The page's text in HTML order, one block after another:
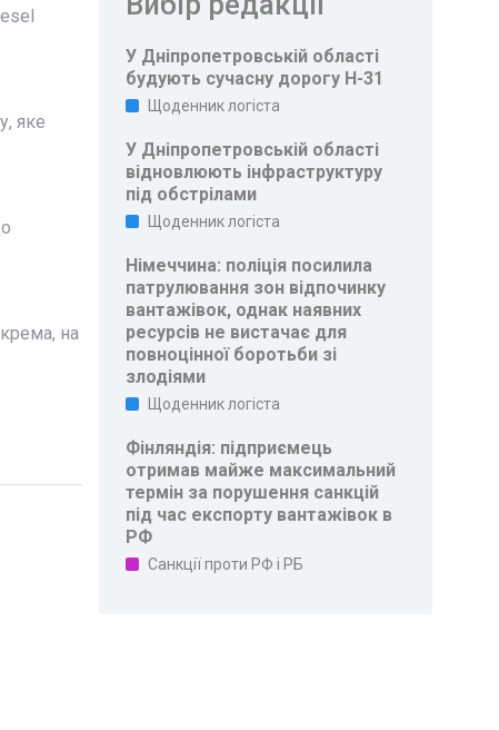
яке
на
У Дніпропетровській області
будують сучасну дорогу Н-31
Щоденник логіста
У Дніпропетровській області
відновлюють інфраструктуру
під обстрілами
Щоденник логіста
Німеччина: поліція посилила
патрулювання зон відпочинку
вантажівок, однак наявних
ресурсів не вистачає для
повноцінної боротьби зі
злодіями
Щоденник логіста
Фінляндія: підприємець
отримав майже максимальний
термін за порушення санкцій
під час експорту вантажівок в
РФ
Санкції проти РФ і РБ